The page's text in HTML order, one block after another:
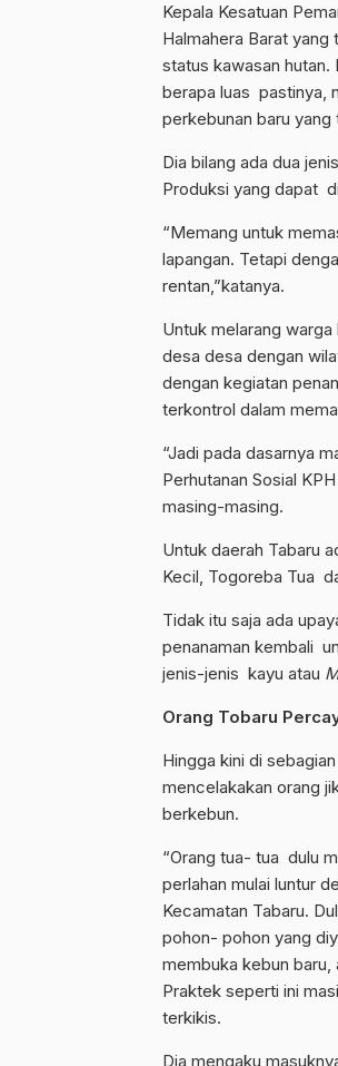
Kepala Kesatuan
Halmahera Barat
status kawasan
berapa luas pastinya,
perkebunan baru
Dia bilang ada dua
Produksi yang dapat
“Memang untuk
lapangan. Tetapi
rentan,”katanya.
Untuk melarang
desa desa dengan
dengan kegiatan
terkontrol dalam
“Jadi pada dasarnya
Perhutanan Sosial
masing-masing.
Untuk daerah Tabaru
Kecil, Togoreba Tua
Tidak itu saja ada
penanaman kembali
jenis-jenis kayu atau
Orang Tobaru
Hingga kini di
mencelakakan orang
berkebun.
“Orang tua- tua dulu
perlahan mulai luntur
Kecamatan Tabaru.
pohon- pohon yang
membuka kebun baru,
Praktek seperti ini
terkikis.
Dia mengaku